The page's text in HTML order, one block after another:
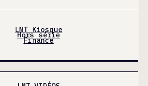
LNT Kiosque
Hors série
Finance